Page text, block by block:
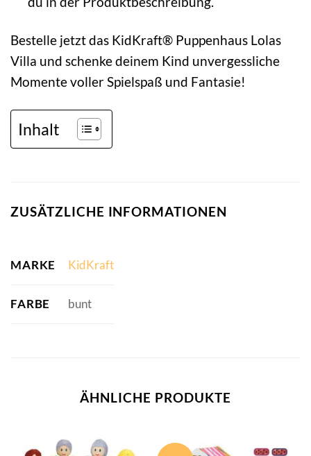
Bestelle jetzt das KidKraft® Puppenhaus Lolas
Villa und schenke deinem Kind unvergessliche
Momente voller Spielspaß und Fantasie!
Inhalt
ZUSÄTZLICHE INFORMATIONEN
MARKE KidKraft
FARBE bunt
ÄHNLICHE PRODUKTE